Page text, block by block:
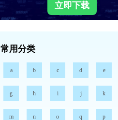
立即下载
常用分类
a b c d e
g h i j k
m n o q p